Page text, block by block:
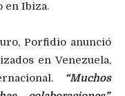
en Ibiza.
Porfidio anunció
en Venezuela,
“Muchos